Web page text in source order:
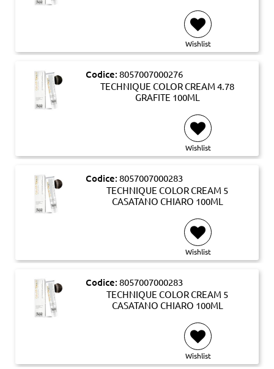
Wishlist
Codice: 8057007000276
TECHNIQUE COLOR CREAM 4.78
GRAFITE 100ML
Wishlist
Codice: 8057007000283
TECHNIQUE COLOR CREAM 5
CASATANO CHIARO 100ML
Wishlist
Codice: 8057007000283
TECHNIQUE COLOR CREAM 5
CASATANO CHIARO 100ML
Wishlist